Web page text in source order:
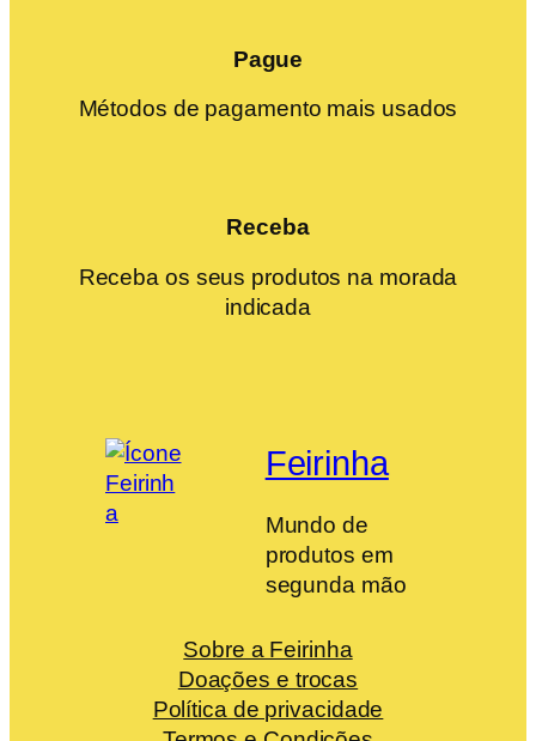
Pague
Métodos de pagamento mais usados
Receba
Receba os seus produtos na morada
indicada
Feirinha
Mundo de
produtos em
segunda mão
Sobre a Feirinha
Doações e trocas
Política de privacidade